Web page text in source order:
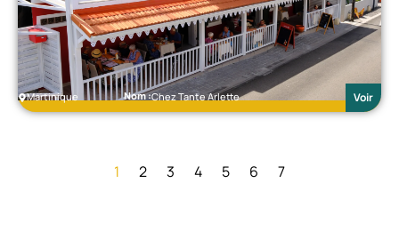
Martinique Nom :Chez Tante Arlette Voir
1 2 3 4 5 6 7